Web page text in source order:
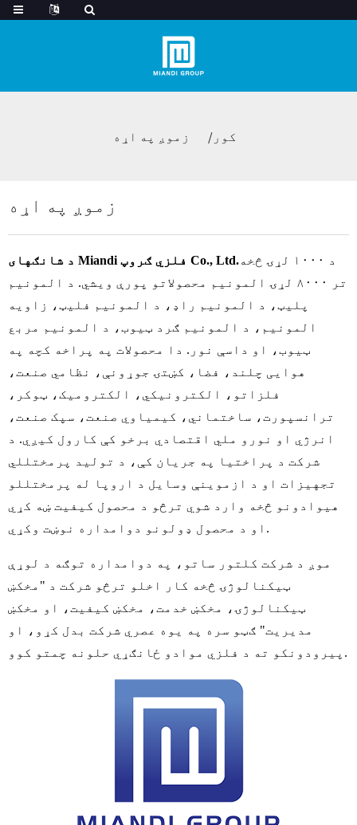
کور زموږ په اړه
زموږ په اړه
د شانګهای Miandi فلزي ګروپ Co., Ltd.د ۱۰۰۰ لړۍ څخه
تر ۸۰۰۰ لړۍ المونیم محصولاتو پورې ویشي. د المونیم
پلیټ، د المونیم راډ، د المونیم فلیټ، زاویه
المونیم، د المونیم ګرد ټیوب، د المونیم مربع
ټیوب، او داسې نور. دا محصولات په پراخه کچه په
هوایی چلند، فضا، کښتۍ جوړونې، نظامي صنعت،
فلزاتو، الکترونیکي، الکترومیک، ټوکر،
ترانسپورت، ساختماني، کیمیاوي صنعت، سپک صنعت،
انرژي او نورو ملي اقتصادي برخو کې کارول کیږي. د
شرکت د پراختیا په جریان کې، د تولید پرمختللي
تجهیزات او د ازموینې وسایل د اروپا له پرمختللو
هیوادونو څخه وارد شوي ترڅو د محصول کیفیت ښه کړي
او د محصول ډولونو دوامداره نوښت وکړي.
موږ د شرکت کلتور ساتو، په دوامداره توګه د لوړې
ټیکنالوژۍ څخه کار اخلو ترڅو شرکت د "مخکښ
ټیکنالوژۍ، مخکښ خدمت، مخکښ کیفیت، او مخکښ
مدیریت" ګټو سره په یوه عصري شرکت بدل کړو، او
پیرودونکو ته د فلزي موادو ځانګړي حلونه چمتو کوو.